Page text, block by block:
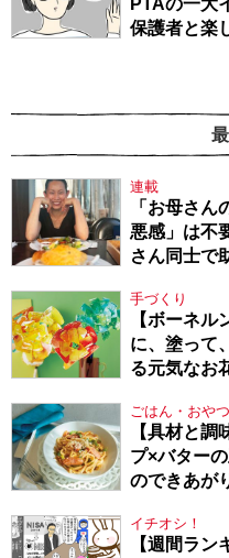
PTAの一大
保護者と楽
連載
「お母さ
悪感」は不
さん同士で
手づくり
【ボーネ
に、塗って
る元気なお
ごはん・おやつ
【具材と
プ×バター
のできあが
イチオシ！
【週間ラ